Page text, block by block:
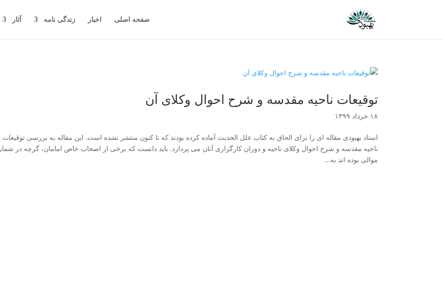
صفحه اصلی اخبار زندگی نامه آثار
توقیعات ناحیه مقدسه و شرح احوال وکلای آن
۱۸ خرداد ۱۳۹۹
استاد بهبودی مقاله ای را برای الحاق به کتاب علل الحدیث آماده کرده بودند که تا کنون منتشر نشده است. این مقاله به بررسی توقیعات
ناحیه مقدسه و شرح احوال وکلای ناحیه و دوران کارگزاری آنان می پردازد. باید دانست که برخی از اصحاب خاص امامان، گرچه در شمار
موالی بوده اند به...